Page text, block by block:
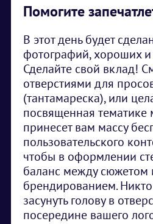
Помогите
В этот день будет
фотографий, хороших и
Сделайте свой вклад!
отверстиями для
(тантамареска), или
посвященная тематике
принесет вам массу
пользовательского
чтобы в оформлении
баланс между сюжетом
брендированием.
засунуть голову в
посередине вашего